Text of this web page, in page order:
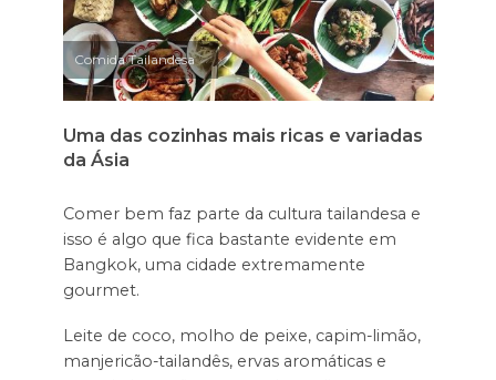
Comida Tailandesa
Uma das cozinhas mais ricas e variadas
da Ásia
Comer bem faz parte da cultura tailandesa e
isso é algo que fica bastante evidente em
Bangkok, uma cidade extremamente
gourmet.
Leite de coco, molho de peixe, capim-limão,
manjericão-tailandês, ervas aromáticas e